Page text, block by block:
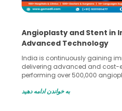
Angioplasty and Stent in
Advanced Technology
India is continuously gaining
delivering advanced and cost-
performing over 500,000
globe are searching for
به خواندن ادامه دهید